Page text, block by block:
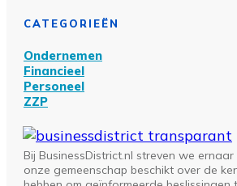
CATEGORIEËN
Ondernemen
Financieel
Personeel
ZZP
Bij BusinessDistrict.nl streven we
onze gemeenschap beschikt over de